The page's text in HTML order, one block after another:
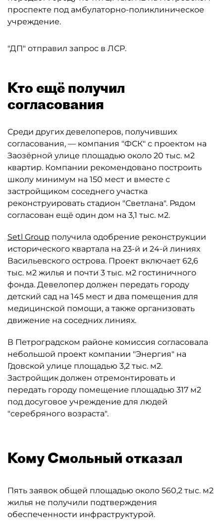
проспекте под амбулаторно-поликлиническое
учреждение.
"ДП" отправил запрос в ЛСР.
Кто ещё получил
согласования
Среди других девелоперов, получивших
согласования, — компания "ФСК" с проектом на
Заозёрной улице площадью около 20 тыс. м2
квартир. Компании рекомендовано построить
школу минимум на 150 мест и вместе с
застройщиком соседнего участка
реконструировать стадион "Светлана". Рядом
согласован ещё один дом на 3,1 тыс. м2.
Setl Group получила одобрение реконструкции
исторического квартала на 23-й и 24-й линиях
Васильевского острова. Проект включает 62,6
тыс. м2 жилья и почти 3 тыс. м2 гостиничного
фонда. Девелопер должен передать городу
детский сад на 145 мест и два помещения для
медицинской помощи, а также организовать
движение на соседних линиях.
В Петроградском районе комиссия согласовала
небольшой проект компании "Энергия" на
Гдовской улице площадью 3,2 тыс. м2.
Застройщик должен отремонтировать и
передать городу помещение площадью 317 м2
под досуговое учреждение для людей
"серебряного возраста".
Кому Смольный отказал
Пять заявок общей площадью около 560,2 тыс. м2
жилья не получили подтверждения
обеспеченности инфраструктурой.